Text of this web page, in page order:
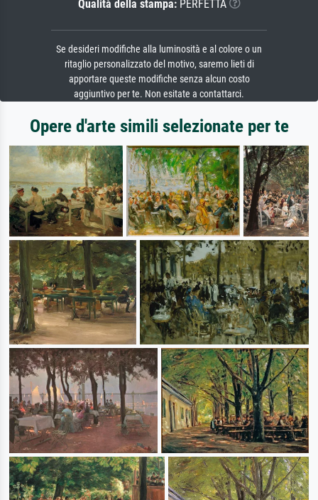
Qualità della stampa:PERFETTA
Se desideri modifiche alla luminosità e al colore o un
ritaglio personalizzato del motivo, saremo lieti di
apportare queste modifiche senza alcun costo
aggiuntivo per te. Non esitate a contattarci.
Opere d'arte simili selezionate per te